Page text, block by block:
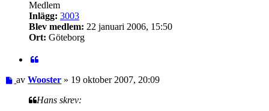
Medlem
Inlägg: 3003
Blev medlem: 22 januari 2006, 15:50
Ort: Göteborg
Inlägg
avWooster » 19 oktober 2007, 20:09
Hans skrev: